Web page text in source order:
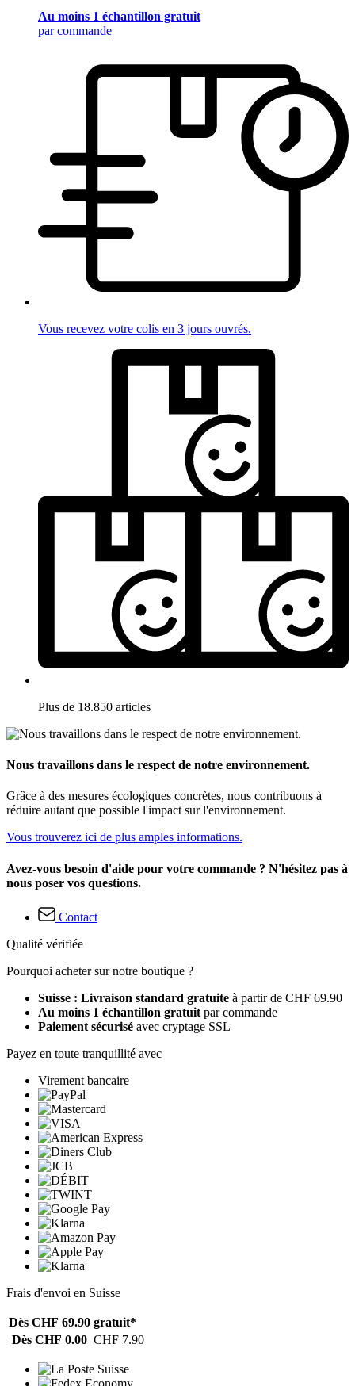
Au moins 1 échantillon gratuit
par commande
Vous recevez votre colis en 3 jours ouvrés.
Plus de 18.850 articles
Nous travaillons dans le respect de notre environnement.
Grâce à des mesures écologiques concrètes, nous contribuons à
réduire autant que possible l'impact sur l'environnement.
Vous trouverez ici de plus amples informations.
Avez-vous besoin d'aide pour votre commande ? N'hésitez pas à
nous poser vos questions.
Contact
Qualité vérifiée
Pourquoi acheter sur notre boutique ?
Suisse : Livraison standard gratuite à partir de CHF 69.90
Au moins 1 échantillon gratuit par commande
Paiement sécurisé avec cryptage SSL
Payez en toute tranquillité avec
Virement bancaire
Frais d'envoi en Suisse
Dès CHF 69.90 gratuit*
Dès CHF 0.00 CHF 7.90